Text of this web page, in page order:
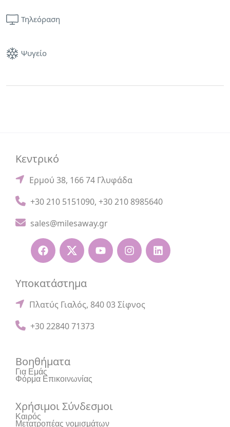
Τηλεόραση
Ψυγείο
Κεντρικό
Ερμού 38, 166 74 Γλυφάδα
+30 210 5151090, +30 210 8985640
sales@milesaway.gr
Υποκατάστημα
Πλατύς Γιαλός, 840 03 Σίφνος
+30 22840 71373
Βοηθήματα
Για Εμάς
Φόρμα Επικοινωνίας
Χρήσιμοι Σύνδεσμοι
Καιρός
Μετατροπέας νομισμάτων